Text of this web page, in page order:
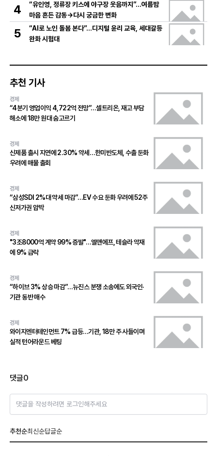
4
“유인영, 정류장 키스에 야구장 웃음까지”…여름밤
마음 흔든 감동→다시 궁금한 변화
5
“AI로 노인 돌봄 본다”…디지털 윤리 교육, 세대갈등
완화 시험대
추천 기사
경제
“4분기 영업이익 4,722억 전망”…셀트리온, 재고 부담
해소에 18만 원대 숨고르기
경제
신제품 출시 지연에 2.30% 약세…한미반도체, 수출 둔화
우려에 매물 출회
경제
“삼성SDI 2%대 약세 마감”…EV 수요 둔화 우려에 52주
신저가권 압박
경제
"3조8000억 계약 99% 증발"…엘앤에프, 테슬라 악재
에 9% 급락
경제
“하이브 3% 상승 마감”…뉴진스 분쟁 소송에도 외국인·
기관 동반 매수
경제
와이지엔터테인먼트 7% 급등…기관, 18만 주 사들이며
실적 턴어라운드 베팅
댓글0
댓글을 작성하려면 로그인해주세요
추천순최신순답글순